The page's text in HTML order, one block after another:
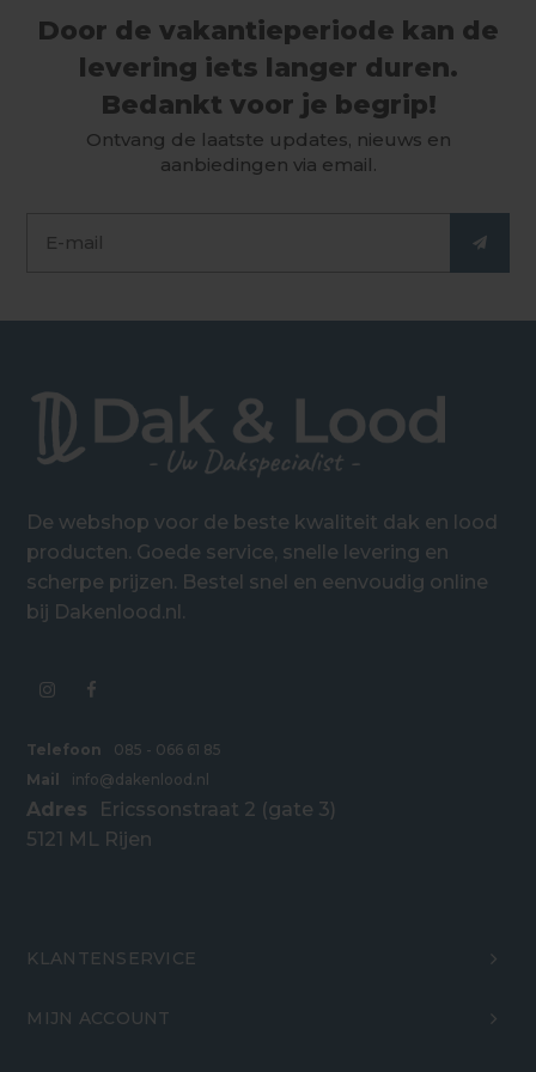
Door de vakantieperiode kan de
levering iets langer duren.
Bedankt voor je begrip!
Ontvang de laatste updates, nieuws en
aanbiedingen via email.
De webshop voor de beste kwaliteit dak en lood
producten. Goede service, snelle levering en
scherpe prijzen. Bestel snel en eenvoudig online
bij Dakenlood.nl.
Telefoon
085 - 066 61 85
Mail
info@dakenlood.nl
Adres
Ericssonstraat 2 (gate 3)
5121 ML Rijen
KLANTENSERVICE
MIJN ACCOUNT